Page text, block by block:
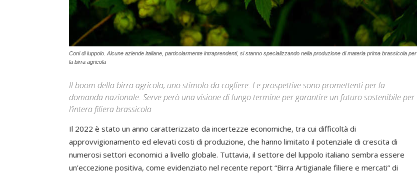
Coni di luppolo. Alcune aziende italiane, particolarmente intraprendenti, si stanno specializzando nella produzione di materia prima brassicola per
la birra agricola
Il boom della birra agricola, uno stimolo da cogliere. Le prospettive sono promettenti per la
domanda nazionale. Serve però una visione di lungo termine per garantire un futuro sostenibile per
l’intera filiera brassicola
Il 2022 è stato un anno caratterizzato da incertezze economiche, tra cui difficoltà di
approvvigionamento ed elevati costi di produzione, che hanno limitato il potenziale di crescita di
numerosi settori economici a livello globale. Tuttavia, il settore del luppolo italiano sembra essere
un’eccezione positiva, come evidenziato nel recente report “Birra Artigianale filiere e mercati” di